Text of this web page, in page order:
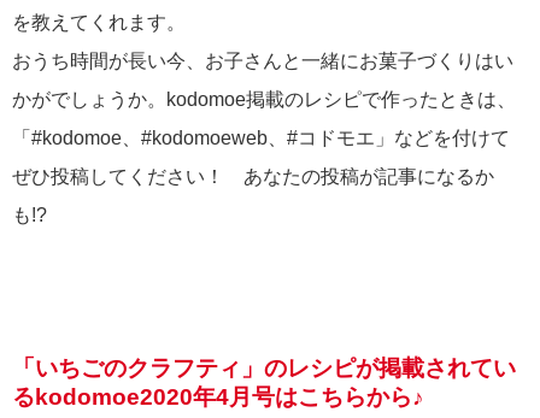
を教えてくれます。
おうち時間が長い今、お子さんと一緒にお菓子づくりはい
かがでしょうか。kodomoe掲載のレシピで作ったときは、
「#kodomoe、#kodomoeweb、#コドモエ」などを付けて
ぜひ投稿してください！ あなたの投稿が記事になるか
も!?
「いちごのクラフティ」のレシピが掲載されてい
るkodomoe2020年4月号はこちらから♪